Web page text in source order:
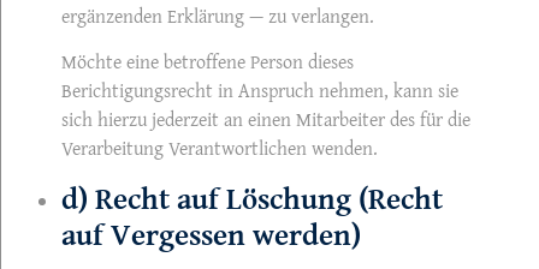
ergänzenden Erklärung — zu verlangen.
Möchte eine betroffene Person dieses
Berichtigungsrecht in Anspruch nehmen, kann sie
sich hierzu jederzeit an einen Mitarbeiter des für die
Verarbeitung Verantwortlichen wenden.
d) Recht auf Löschung (Recht
auf Vergessen werden)